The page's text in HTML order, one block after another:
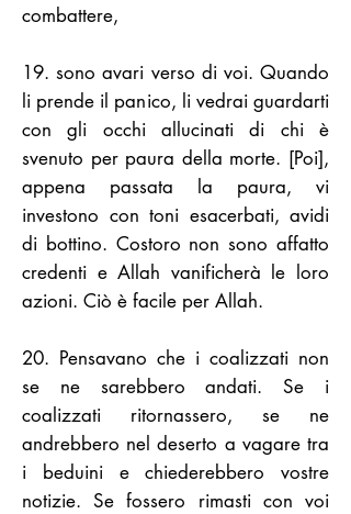
combattere,
19. sono avari verso di voi. Quando
li prende il panico, li vedrai guardarti
con gli occhi allucinati di chi è
svenuto per paura della morte. [Poi],
appena passata la paura, vi
investono con toni esacerbati, avidi
di bottino. Costoro non sono affatto
credenti e Allah vanificherà le loro
azioni. Ciò è facile per Allah.
20. Pensavano che i coalizzati non
se ne sarebbero andati. Se i
coalizzati ritornassero, se ne
andrebbero nel deserto a vagare tra
i beduini e chiederebbero vostre
notizie. Se fossero rimasti con voi